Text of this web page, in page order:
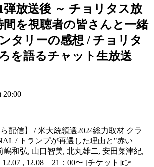
弾放送後 ～ チョリタス放
間を視聴者の皆さんと一緒
タリーの感想 / チョリタ
を語るチャット生放送
20:00
ら配信】 / 米大統領選2024総力取材 クラ
/ トランプが再選した理由と"赤い
嶋和弘, 山口智美, 北丸雄二, 安田菜津紀,
12.07 , 12.08 21：00〜 [チケット]👉